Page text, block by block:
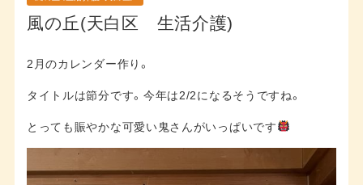
風の丘(天白区 生活介護)
2月のカレンダー作り。
タイトルは節分です。今年は2/2になるそうですね。
とっても賑やかな可愛い鬼さんがいっぱいです